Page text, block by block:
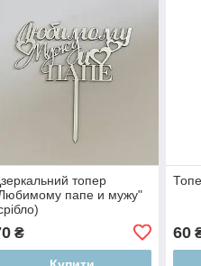
топер
папе и мужу"
₴ 60